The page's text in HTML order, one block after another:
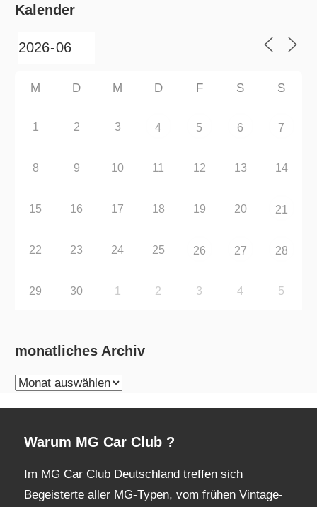
Kalender
M D M D F S S
1 2 3 4 5 6 7
8 9 10 11 12 13 14
15 16 17 18 19 20 21
22 23 24 25 26 27 28
29 30 1 2 3 4 5
monatliches Archiv
monatliches
Warum MG Car Club ?
Im MG Car Club Deutschland treffen sich
Begeisterte aller MG-Typen, vom frühen Vintage-